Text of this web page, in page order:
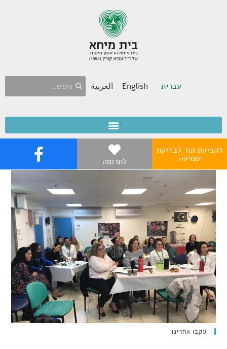
עברית English العربية
לקביעת תור לבדיקת
שמיעה לתרומה
עקבו אחרינו